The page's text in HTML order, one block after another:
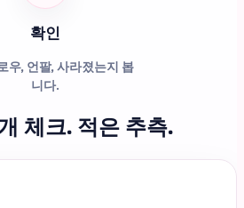
확인
우, 언팔, 사라졌는지 봅
니다.
체크. 적은 추측.